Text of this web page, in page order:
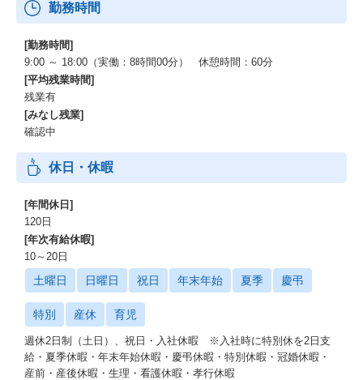
勤務時間
[勤務時間]
9:00 ～ 18:00（実働：8時間00分） 休憩時間：60分
[平均残業時間]
残業有
[みなし残業]
確認中
休日・休暇
[年間休日]
120日
[年次有給休暇]
10～20日
土曜日 日曜日 祝日 年末年始 夏季 慶弔
特別 産休 育児
週休2日制（土日）、祝日・入社休暇 ※入社時に特別休を2日支
給・夏季休暇・年末年始休暇・慶弔休暇・特別休暇・冠婚休暇・
産前・産後休暇・生理・看護休暇・孝行休暇